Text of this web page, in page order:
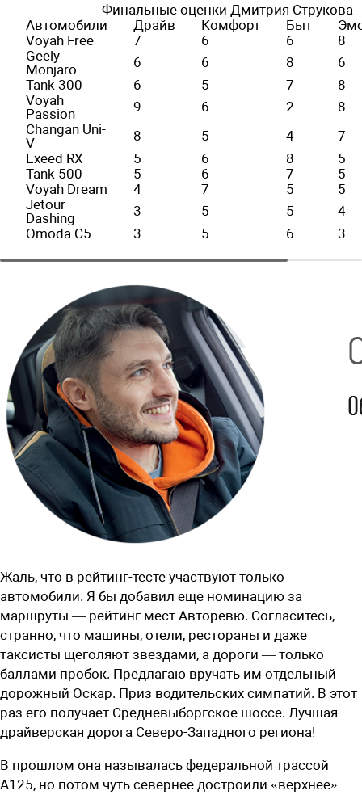
Финальные оценки Дмитрия Струкова
Автомобили
Драйв Комфорт Быт
Voyah Free
7 6 6
8
Geely
Monjaro
6 6 8
6
Tank 300
6 5 7
8
Voyah
Passion
9 6 2
8
Changan Uni-
V
8 5 4
7
Exeed RX
5 6 8
5
Tank 500
5 6 7
5
Voyah Dream
4 7 5
5
Jetour
Dashing
3 5 5
4
Omoda C5
3 5 6 3
Жаль, что в рейтинг-тесте участвуют только
автомобили. Я бы добавил еще номинацию за
маршруты — рейтинг мест Авторевю. Согласитесь,
странно, что машины, отели, рестораны и даже
таксисты щеголяют звездами, а дороги — только
баллами пробок. Предлагаю вручать им отдельный
дорожный Оскар. Приз водительских симпатий. В этот
раз его получает Средневыборгское шоссе. Лучшая
драйверская дорога Северо-Западного региона!
В прошлом она называлась федеральной трассой
А125, но потом чуть севернее достроили «верхнее»